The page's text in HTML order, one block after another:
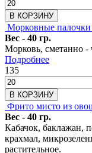
В КОРЗИНУ
Морковные
Вес - 40 гр.
Морковь, сметанно -
Подробнее
135
В КОРЗИНУ
Фрито мисто из
Вес - 40 гр.
Кабачок, баклажан,
крахмал,
растительное.